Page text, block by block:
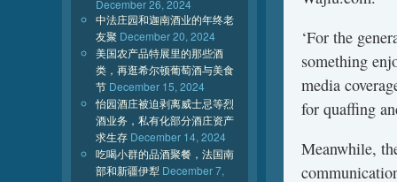
‘For the
something
media
for quaffing
Meanwhile,
December 26, 2024
中法庄园和迦南酒业的年终老
友聚 December 20, 2024
美国农产品特展里的那些酒
类，再逛希尔顿葡萄酒与美食
节 December 15, 2024
怡园酒庄被迫剥离威士忌等烈
酒业务，私有化部分酒庄资产
求生存 December 14, 2024
吃喝小群的品酒聚餐，法国南
部和新疆伊犁 December 7,